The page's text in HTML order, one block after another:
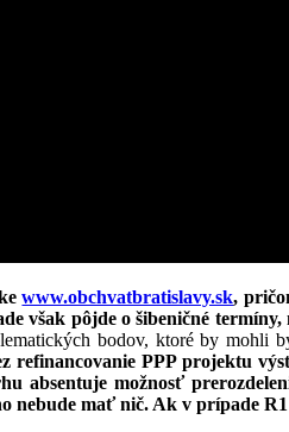
www.obchvatbratislavy.sk,
však pôjde o šibeničné
bodov, ktoré by mohli
refinancovanie PPP projektu
absentuje možnosť
nebude mať nič. Ak v prípade